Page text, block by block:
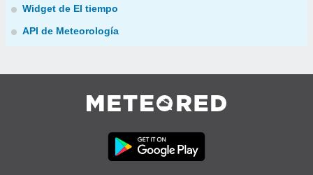
Widget de El tiempo
API de Meteorología